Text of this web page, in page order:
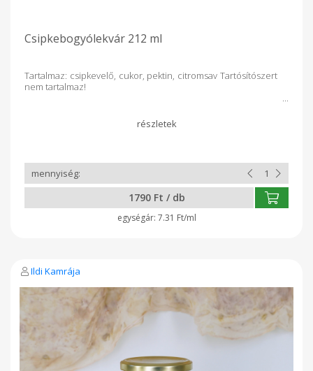
Csipkebogyólekvár 212 ml
Tartalmaz: csipkevelő, cukor, pektin, citromsav Tartósítószert
nem tartalmaz!
1790 Ft / db
7.31 Ft/ml
Ildi Kamrája